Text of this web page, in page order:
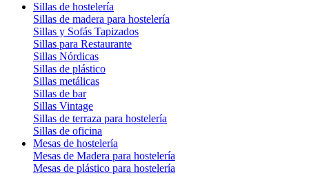
Sillas de hostelería
Sillas de madera para hostelería
Sillas y Sofás Tapizados
Sillas para Restaurante
Sillas Nórdicas
Sillas de plástico
Sillas metálicas
Sillas de bar
Sillas Vintage
Sillas de terraza para hostelería
Sillas de oficina
Mesas de hostelería
Mesas de Madera para hostelería
Mesas de plástico para hostelería